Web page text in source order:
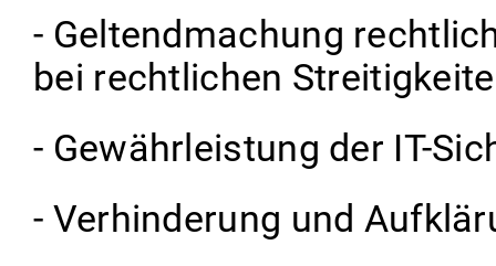
- Geltendmachung
bei rechtlichen
- Gewährleistung der IT-
- Verhinderung und